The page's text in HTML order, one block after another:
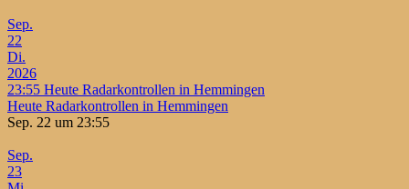
Sep.
22
Di.
2026
23:55 Heute Radarkontrollen in Hemmingen
Heute Radarkontrollen in Hemmingen
Sep. 22 um 23:55
Sep.
23